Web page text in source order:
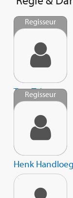
Regisseur
Tom Tykwer
Regisseur
Henk